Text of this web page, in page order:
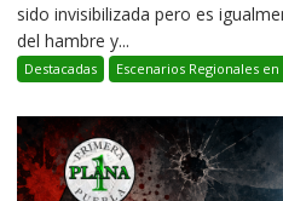
sido invisibilizada pero es
del hambre y...
Destacadas Escenarios Regionales